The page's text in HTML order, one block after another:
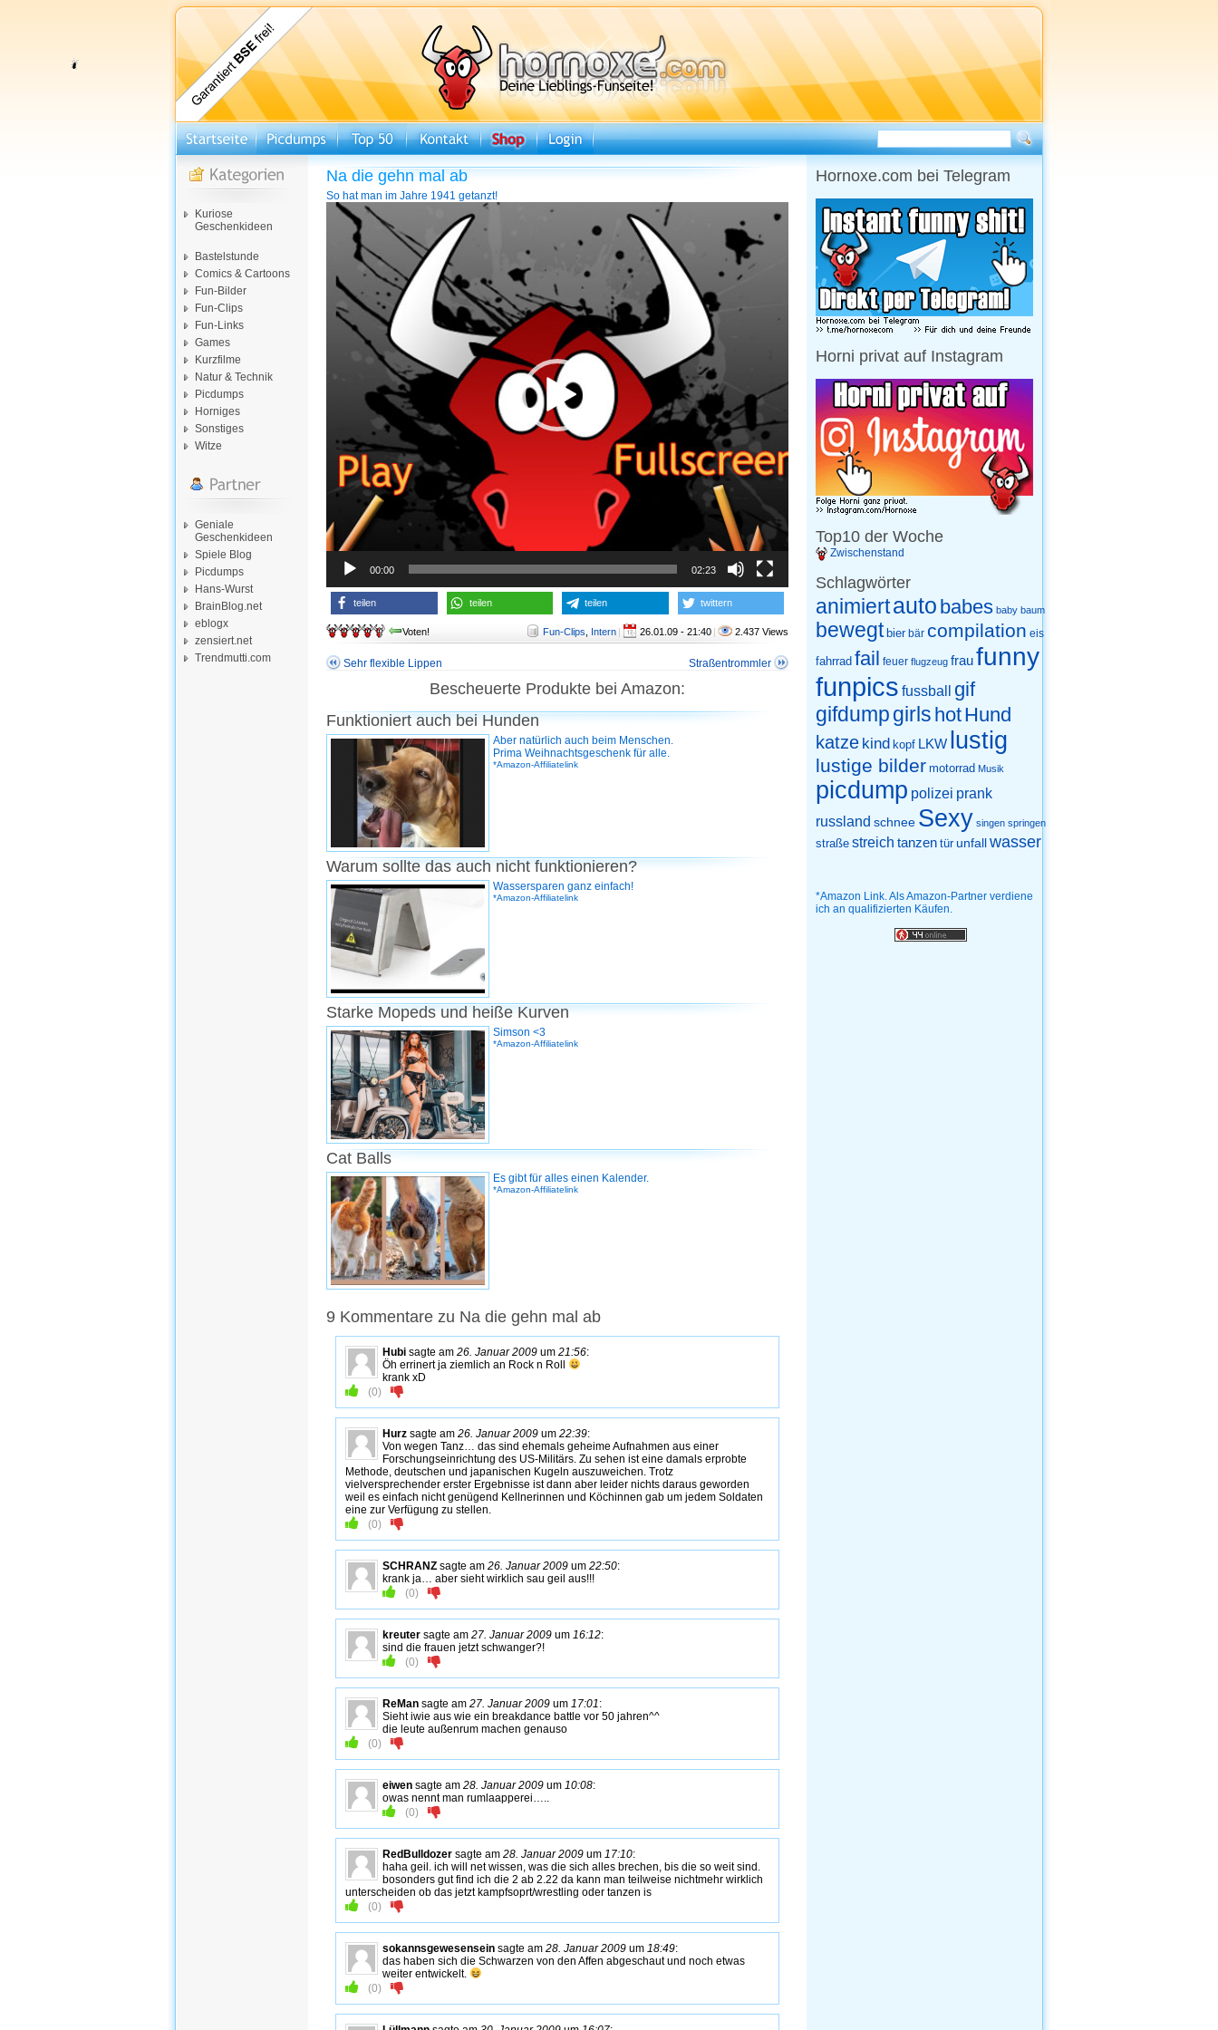
Kuriose
Geschenkideen
Bastelstunde
Comics & Cartoons
Fun-Bilder
Fun-Clips
Fun-Links
Games
Kurzfilme
Natur & Technik
Picdumps
Horniges
Sonstiges
Witze
Geniale
Geschenkideen
Spiele Blog
Picdumps
Hans-Wurst
BrainBlog.net
eblogx
zensiert.net
Trendmutti.com
Na die gehn mal ab
So hat man im Jahre 1941 getanzt!
Video-
Player
00:00 02:23
teilen teilen teilen twittern
Voten! Fun-Clips Intern | 26.01.09 - 21:40 | 2.437 Views
Sehr flexible Lippen Straßentrommler
Bescheuerte Produkte bei Amazon:
Funktioniert auch bei Hunden
Aber natürlich auch beim Menschen.
Prima Weihnachtsgeschenk für alle.
*Amazon-Affiliatelink
Warum sollte das auch nicht funktionieren?
Wassersparen ganz einfach!
*Amazon-Affiliatelink
Starke Mopeds und heiße Kurven
Simson <3
*Amazon-Affiliatelink
Cat Balls
Es gibt für alles einen Kalender.
*Amazon-Affiliatelink
9 Kommentare zu Na die gehn mal ab
Hubi sagte am 26. Januar 2009 um 21:56:
Öh errinert ja ziemlich an Rock n Roll
krank xD
(0)
Hurz sagte am 26. Januar 2009 um 22:39:
Von wegen Tanz… das sind ehemals geheime Aufnahmen aus einer
Forschungseinrichtung des US-Militärs. Zu sehen ist eine damals erprobte
Methode, deutschen und japanischen Kugeln auszuweichen. Trotz
vielversprechender erster Ergebnisse ist dann aber leider nichts daraus geworden
weil es einfach nicht genügend Kellnerinnen und Köchinnen gab um jedem Soldaten
eine zur Verfügung zu stellen.
(0)
SCHRANZ sagte am 26. Januar 2009 um 22:50:
krank ja… aber sieht wirklich sau geil aus!!!
(0)
kreuter sagte am 27. Januar 2009 um 16:12:
sind die frauen jetzt schwanger?!
(0)
ReMan sagte am 27. Januar 2009 um 17:01:
Sieht iwie aus wie ein breakdance battle vor 50 jahren^^
die leute außenrum machen genauso
(0)
eiwen sagte am 28. Januar 2009 um 10:08:
owas nennt man rumlaapperei…..
(0)
RedBulldozer sagte am 28. Januar 2009 um 17:10:
haha geil. ich will net wissen, was die sich alles brechen, bis die so weit sind.
bosonders gut find ich die 2 ab 2.22 da kann man teilweise nichtmehr wirklich
unterscheiden ob das jetzt kampfsoprt/wrestling oder tanzen is
(0)
sokannsgewesensein sagte am 28. Januar 2009 um 18:49:
das haben sich die Schwarzen von den Affen abgeschaut und noch etwas
weiter entwickelt.
(0)
Hornoxe.com bei Telegram
Horni privat auf Instagram
Top10 der Woche
Zwischenstand
Schlagwörter
animiertauto babes baby baum
bewegt bier bär compilation eis
fahrrad fail feuer flugzeug fraufunny
funpics fussball gif
gifdump girls hotHund
katze kind kopf LKW lustig
lustige bilder motorrad Musik
picdump polizei prank
russland schnee Sexy singen springen
straße streich tanzen tür unfallwasser
*Amazon Link. Als Amazon-Partner verdiene
ich an qualifizierten Käufen.